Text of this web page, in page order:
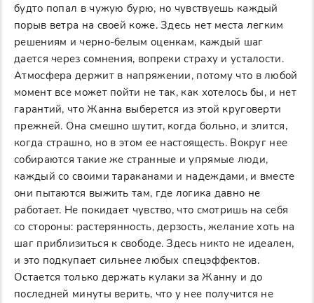
будто попал в чужую бурю, но чувствуешь каждый
порыв ветра на своей коже. Здесь нет места легким
решениям и черно-белым оценкам, каждый шаг
дается через сомнения, вопреки страху и усталости.
Атмосфера держит в напряжении, потому что в любой
момент все может пойти не так, как хотелось бы, и нет
гарантий, что Жанна выберется из этой круговерти
прежней. Она смешно шутит, когда больно, и злится,
когда страшно, но в этом ее настоящесть. Вокруг нее
собираются такие же странные и упрямые люди,
каждый со своими тараканами и надеждами, и вместе
они пытаются выжить там, где логика давно не
работает. Не покидает чувство, что смотришь на себя
со стороны: растерянность, дерзость, желание хоть на
шаг приблизиться к свободе. Здесь никто не идеален,
и это подкупает сильнее любых спецэффектов.
Остается только держать кулаки за Жанну и до
последней минуты верить, что у нее получится не